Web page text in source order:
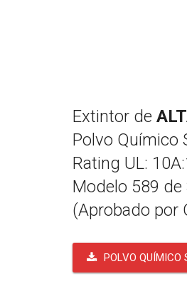
Extintor de
Polvo Químico
Rating UL:
Modelo 589
(Aprobado por
POLVO QUÍMICO